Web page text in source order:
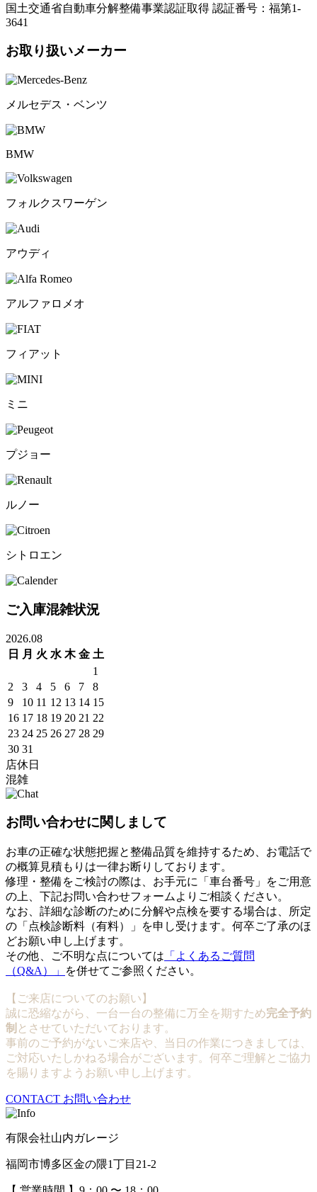
国土交通省自動車分解整備事業認証取得 認証番号：福第1-
3641
お取り扱いメーカー
メルセデス・ベンツ
BMW
フォルクスワーゲン
アウディ
アルファロメオ
フィアット
ミニ
プジョー
ルノー
シトロエン
ご入庫混雑状況
2026.08
日
月 火 水 木 金 土
1
2
3 4 5 6 7
8
9
10 11 12 13 14 15
16 17 18 19 20 21 22
23 24 25 26 27 28 29
30 31
店休日
混雑
お問い合わせに関しまして
お車の正確な状態把握と整備品質を維持するため、お電話で
の概算見積もりは一律お断りしております。
修理・整備をご検討の際は、お手元に「車台番号」をご用意
の上、下記お問い合わせフォームよりご相談ください。
なお、詳細な診断のために分解や点検を要する場合は、所定
の「点検診断料（有料）」を申し受けます。何卒ご了承のほ
どお願い申し上げます。
その他、ご不明な点については 「よくあるご質問
（Q&A）」
を併せてご参照ください。
【ご来店についてのお願い】
誠に恐縮ながら、一台一台の整備に万全を期すため完全予約
制 とさせていただいております。
事前のご予約がないご来店や、当日の作業につきましては、
ご対応いたしかねる場合がございます。何卒ご理解とご協力
を賜りますようお願い申し上げます。
CONTACT お問い合わせ
有限会社山内ガレージ
福岡市博多区金の隈1丁目21-2